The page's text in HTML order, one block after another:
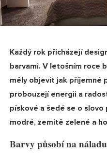
Každý rok přicházejí
barvami. V letošním roce
měly objevit jak příjemné
probouzejí energii a
pískové a šedé se o
modré, zemitě zelené a
Barvy působí na